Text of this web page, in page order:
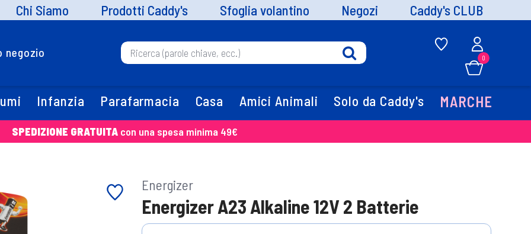
Chi Siamo Prodotti Caddy's Sfoglia volantino Negozi Caddy's CLUB
negozio 0
Infanzia Parafarmacia Casa Amici Animali Solo da Caddy's MARCHE
SPEDIZIONE GRATUITA con una spesa minima 49€
Energizer
Energizer A23 Alkaline 12V 2 Batterie